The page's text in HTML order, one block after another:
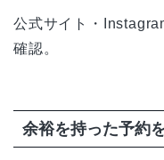
公式サイト・
確認。
余裕を持った予約